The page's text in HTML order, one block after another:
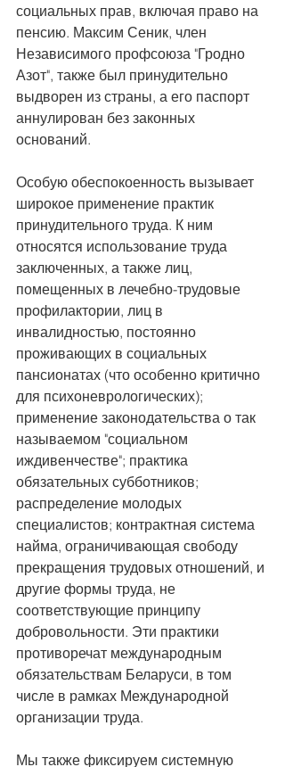
социальных прав, включая право на
пенсию. Максим Сеник, член
Независимого профсоюза "Гродно
Азот", также был принудительно
выдворен из страны, а его паспорт
аннулирован без законных
оснований.
Особую обеспокоенность вызывает
широкое применение практик
принудительного труда. К ним
относятся использование труда
заключенных, а также лиц,
помещенных в лечебно-трудовые
профилактории, лиц в
инвалидностью, постоянно
проживающих в социальных
пансионатах (что особенно критично
для психоневрологических);
применение законодательства о так
называемом "социальном
иждивенчестве"; практика
обязательных субботников;
распределение молодых
специалистов; контрактная система
найма, ограничивающая свободу
прекращения трудовых отношений, и
другие формы труда, не
соответствующие принципу
добровольности. Эти практики
противоречат международным
обязательствам Беларуси, в том
числе в рамках Международной
организации труда.
Мы также фиксируем системную